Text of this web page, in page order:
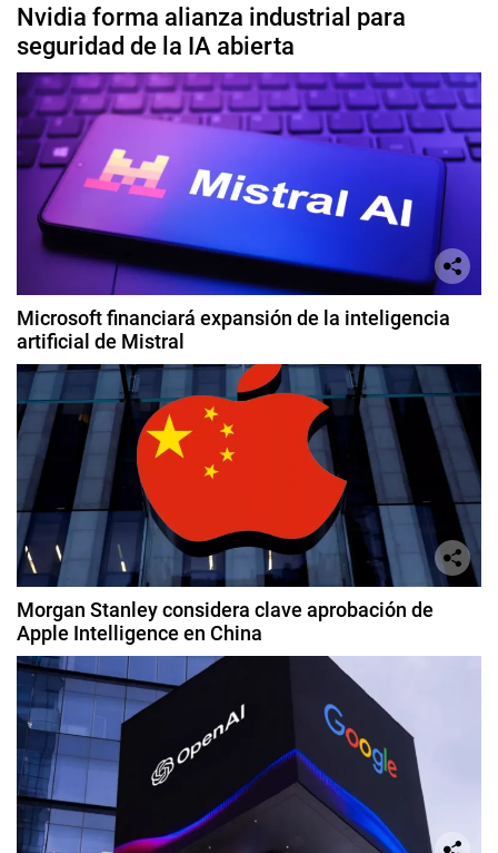
Nvidia forma alianza industrial para
seguridad de la IA abierta
Microsoft financiará expansión de la inteligencia
artificial de Mistral
Morgan Stanley considera clave aprobación de
Apple Intelligence en China